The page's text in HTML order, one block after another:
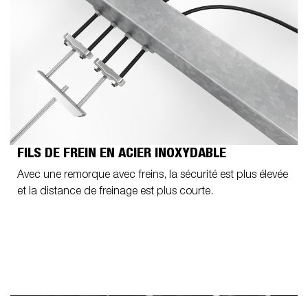
FILS DE FREIN EN ACIER INOXYDABLE
Avec une remorque avec freins, la sécurité est plus élevée
et la distance de freinage est plus courte.